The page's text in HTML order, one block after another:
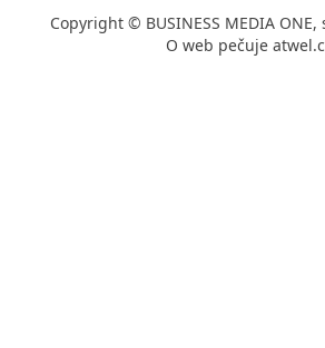
Copyright © BUSINESS MEDIA ONE,